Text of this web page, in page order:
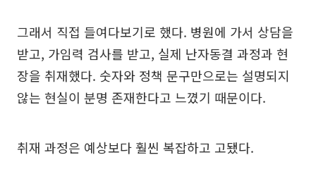
그래서 직접 들여다보기로 했다. 병원에 가서 상담을
받고, 가임력 검사를 받고, 실제 난자동결 과정과 현
장을 취재했다. 숫자와 정책 문구만으로는 설명되지
않는 현실이 분명 존재한다고 느꼈기 때문이다.
취재 과정은 예상보다 훨씬 복잡하고 고됐다.